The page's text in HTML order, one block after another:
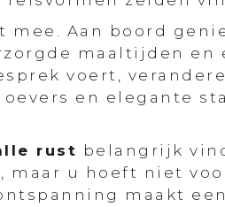
mee. Aan boord
maaltijden en
voert,
en elegante
rust belangrijk
maar u hoeft niet
maakt